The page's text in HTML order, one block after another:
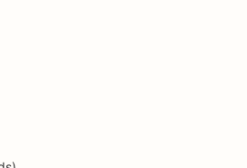
poradenstva